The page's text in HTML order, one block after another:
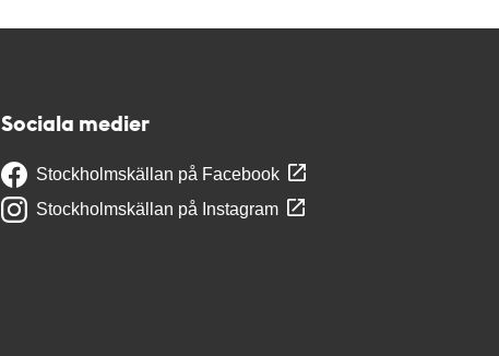
Sociala medier
Stockholmskällan på Facebook
Stockholmskällan på Instagram